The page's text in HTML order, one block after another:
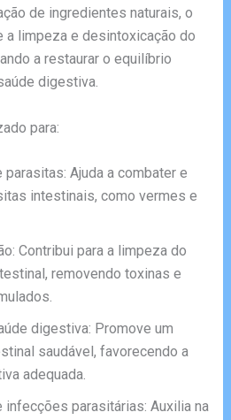
de ingredientes naturais, o
a limpeza e desintoxicação do
a restaurar o equilíbrio
digestiva.
para:
parasitas: Ajuda a combater e
intestinais, como vermes e
Contribui para a limpeza do
removendo toxinas e
digestiva: Promove um
saudável, favorecendo a
adequada.
infecções parasitárias: Auxilia na